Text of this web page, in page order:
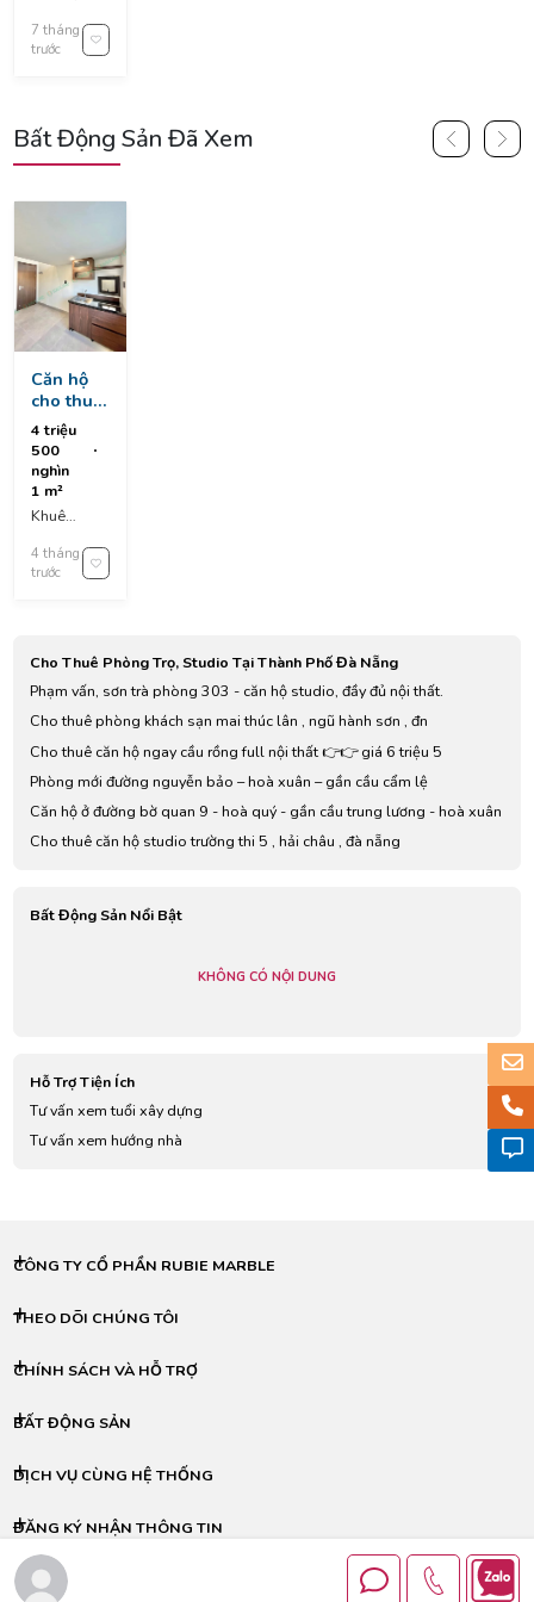
và
nguyễn
2m5 gần
đường
Khê
District, Đà
7 tháng
trước
Bất Động Sản Đã Xem
Căn hộ
cho thuê
khu vực
khuê
trung,
cẩm lệ
4 triệu
500
nghìn
1 m²
Khuê
Lệ District,
Da Nang,
4 tháng
trước
Cho Thuê Phòng Trọ, Studio Tại Thành Phố Đà Nẵng
Phạm vấn, sơn trà phòng 303 - căn hộ studio, đầy đủ nội thất.
Cho thuê phòng khách sạn mai thúc lân , ngũ hành sơn , đn
Cho thuê căn hộ ngay cầu rồng full nội thất 👉👉 giá 6 triệu 5
Phòng mới đường nguyễn bảo – hoà xuân – gần cầu cẩm lệ
Căn hộ ở đường bờ quan 9 - hoà quý - gần cầu trung lương - hoà xuân
Cho thuê căn hộ studio trường thi 5 , hải châu , đà nẵng
Bất Động Sản Nổi Bật
KHÔNG CÓ NỘI DUNG
Hỗ Trợ Tiện Ích
Tư vấn xem tuổi xây dựng
Tư vấn xem hướng nhà
CÔNG TY CỔ PHẦN RUBIE MARBLE
THEO DÕI CHÚNG TÔI
CHÍNH SÁCH VÀ HỖ TRỢ
BẤT ĐỘNG SẢN
DỊCH VỤ CÙNG HỆ THỐNG
ĐĂNG KÝ NHẬN THÔNG TIN
© Copyright © 2024 - RUBIE MARBLE All Rights Reserved.